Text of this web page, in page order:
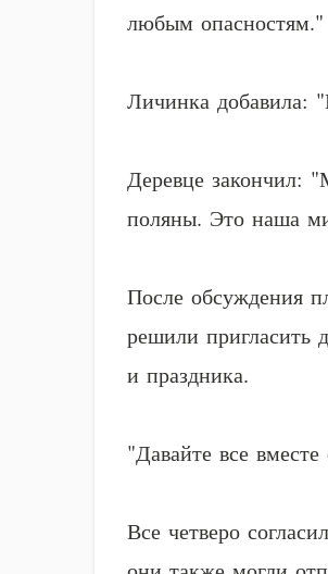
любым опасностям."
Личинка добавила:
Деревце закончил:
поляны. Это наша
После обсуждения
решили пригласить
и праздника.
"Давайте все
Все четверо